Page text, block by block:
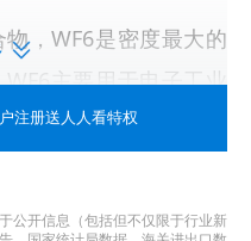
，WF6是密度最大的
主要用于电子工业
CVD）工艺，其可在
注册送人人看特权
公开信息（包括但不仅限于行业新